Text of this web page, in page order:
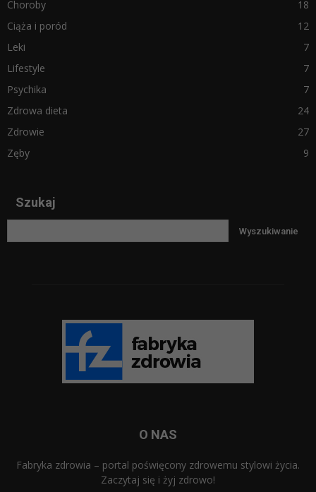
Choroby
18
Ciąża i poród
12
Leki
7
Lifestyle
7
Psychika
7
Zdrowa dieta
24
Zdrowie
27
Zęby
9
Szukaj
O NAS
Fabryka zdrowia – portal poświęcony zdrowemu stylowi życia.
Zaczytaj się i żyj zdrowo!